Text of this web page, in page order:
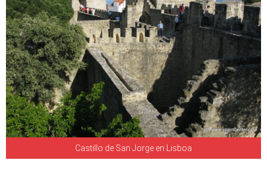
Castillo de San Jorge en Lisboa